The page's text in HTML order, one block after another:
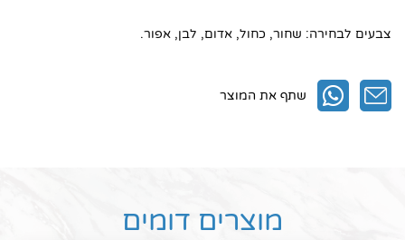
צבעים לבחירה: שחור, כחול, אדום, לבן, אפור.
שתף את המוצר
מוצרים דומים